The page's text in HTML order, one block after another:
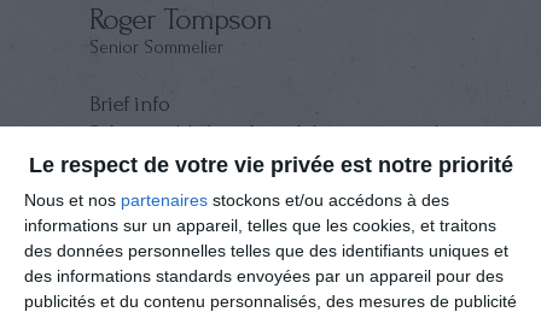
Le respect de votre vie privée est notre priorité
Nous et nos partenaires stockons et/ou accédons à des
informations sur un appareil, telles que les cookies, et traitons
des données personnelles telles que des identifiants uniques et
des informations standards envoyées par un appareil pour des
publicités et du contenu personnalisés, des mesures de publicité
Roger Tompson
Senior Sommelier
Brief info
Sed ut perspiciatis, unde omnis iste natus error sit
voluptatem accusantium doloremque laudantium,
inventore veritatis et quasi architecto beatae vitae
dicta sunt, explicabo. Nemo enim ipsam
voluptatem, quia voluptas sit, aspernatur aut odit
aut fugit, sed quia consequuntur magni dolores